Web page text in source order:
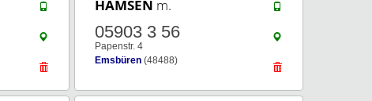
HAMSEN m.
05903 3 56
Papenstr. 4
Emsbüren (48488)